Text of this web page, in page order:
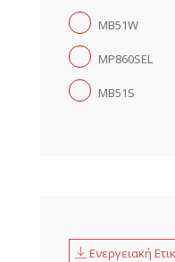
MB51W
MP860SEL
MB51S
Ενεργειακή